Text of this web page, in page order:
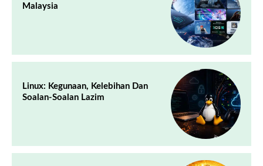
Malaysia
Linux: Kegunaan, Kelebihan Dan
Soalan-Soalan Lazim